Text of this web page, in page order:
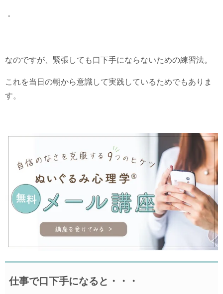
・
なのですが、緊張しても口下手にならないための練習法。
これを当日の朝から意識して実践しているためでもありま
す。
仕事で口下手になると・・・